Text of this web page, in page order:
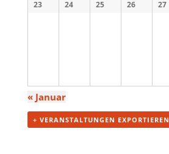
23 24 25 26 27
«Januar
+ VERANSTALTUNGEN EXPORTIEREN